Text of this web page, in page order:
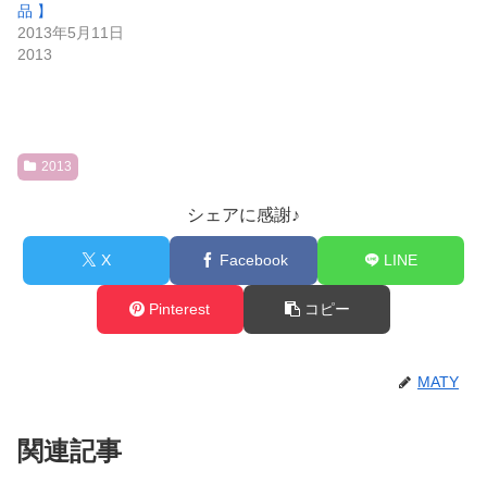
品 】
2013年5月11日
2013
2013
シェアに感謝♪
X Facebook LINE
Pinterest コピー
MATY
関連記事